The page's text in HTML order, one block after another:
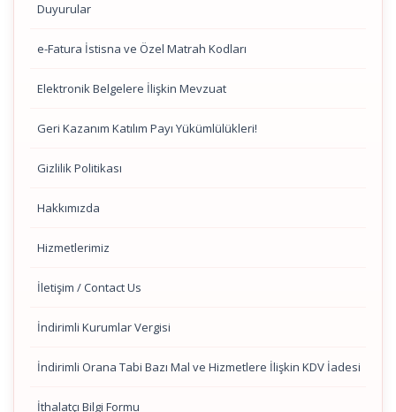
Duyurular
e-Fatura İstisna ve Özel Matrah Kodları
Elektronik Belgelere İlişkin Mevzuat
Geri Kazanım Katılım Payı Yükümlülükleri!
Gizlilik Politikası
Hakkımızda
Hizmetlerimiz
İletişim / Contact Us
İndirimli Kurumlar Vergisi
İndirimli Orana Tabi Bazı Mal ve Hizmetlere İlişkin KDV İadesi
İthalatçı Bilgi Formu